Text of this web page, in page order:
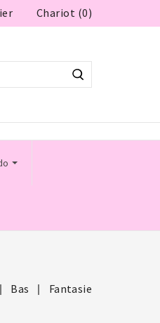
Chariot (0)
Bas Fantasie